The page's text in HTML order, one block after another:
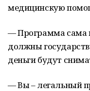
медицинскую
— Программа сама
должны
деньги будут
— Вы – легальный